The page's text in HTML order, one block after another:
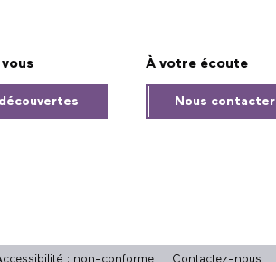
À votre écoute
Nous contacter